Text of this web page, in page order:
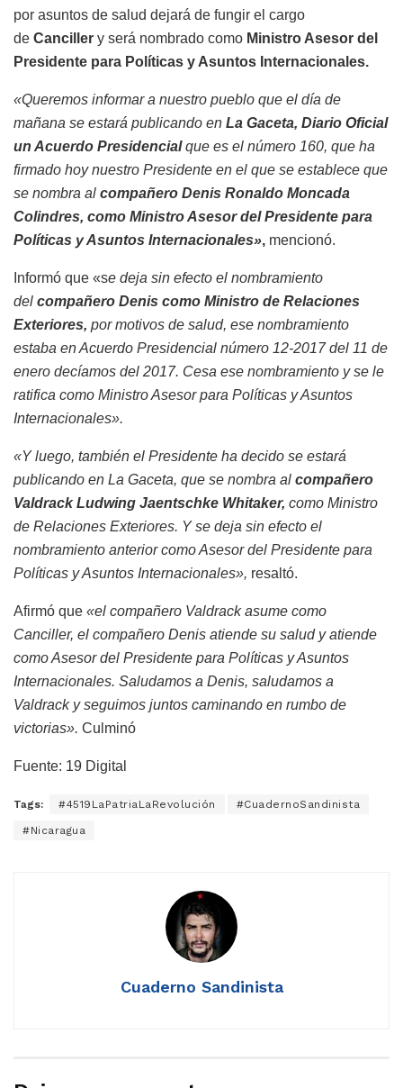
por asuntos de salud dejará de fungir el cargo
de Canciller y será nombrado como Ministro Asesor del
Presidente para Políticas y Asuntos Internacionales.
«Queremos informar a nuestro pueblo que el día de
mañana se estará publicando en La Gaceta, Diario Oficial
un Acuerdo Presidencialque es el número 160, que ha
firmado hoy nuestro Presidente en el que se establece que
se nombra al compañero Denis Ronaldo Moncada
Colindres, como Ministro Asesor del Presidente para
Políticas y Asuntos Internacionales», mencionó.
Informó que «se deja sin efecto el nombramiento
del compañero Denis como Ministro de Relaciones
Exteriores, por motivos de salud, ese nombramiento
estaba en Acuerdo Presidencial número 12-2017 del 11 de
enero decíamos del 2017. Cesa ese nombramiento y se le
ratifica como Ministro Asesor para Políticas y Asuntos
Internacionales».
«Y luego, también el Presidente ha decido se estará
publicando en La Gaceta, que se nombra al compañero
Valdrack Ludwing Jaentschke Whitaker, como Ministro
de Relaciones Exteriores. Y se deja sin efecto el
nombramiento anterior como Asesor del Presidente para
Políticas y Asuntos Internacionales», resaltó.
Afirmó que «el compañero Valdrack asume como
Canciller, el compañero Denis atiende su salud y atiende
como Asesor del Presidente para Políticas y Asuntos
Internacionales. Saludamos a Denis, saludamos a
Valdrack y seguimos juntos caminando en rumbo de
victorias». Culminó
Fuente: 19 Digital
Tags: #4519LaPatriaLaRevolución #CuadernoSandinista
#Nicaragua
Cuaderno Sandinista